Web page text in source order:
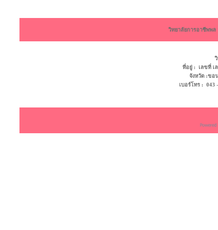
วิทยาลัยการอาชีพพ
ที่อยู่ : เลขที่ เ
จังหวัด :ข
เบอร์โทร :